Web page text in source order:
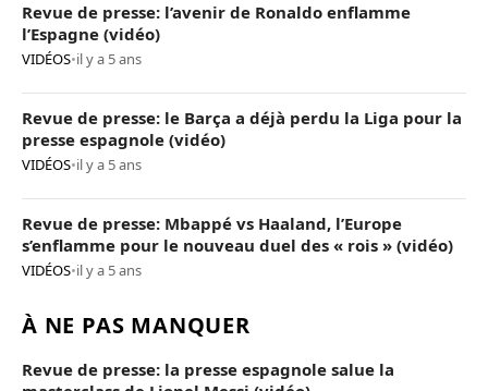
Revue de presse: l’avenir de Ronaldo enflamme
l’Espagne (vidéo)
VIDÉOS•il y a 5 ans
Revue de presse: le Barça a déjà perdu la Liga pour la
presse espagnole (vidéo)
VIDÉOS•il y a 5 ans
Revue de presse: Mbappé vs Haaland, l’Europe
s’enflamme pour le nouveau duel des « rois » (vidéo)
VIDÉOS•il y a 5 ans
À NE PAS MANQUER
Revue de presse: la presse espagnole salue la